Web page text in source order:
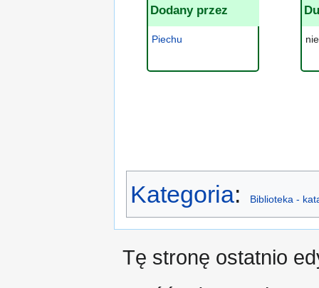
Dodany przez
Piechu nie
Kategoria: Biblioteka -
Tę stronę ostatnio